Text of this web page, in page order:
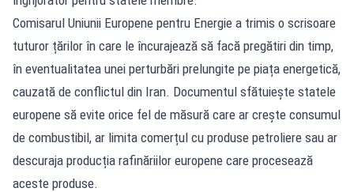
Comisarul Uniunii Europene pentru Energie a trimis o scrisoare
tuturor țărilor în care le încurajează să facă pregătiri din timp,
în eventualitatea unei perturbări prelungite pe piața energetică,
cauzată de conflictul din Iran. Documentul sfătuiește statele
europene să evite orice fel de măsură care ar crește consumul
de combustibil, ar limita comerțul cu produse petroliere sau ar
descuraja producția rafinăriilor europene care procesează
aceste produse.